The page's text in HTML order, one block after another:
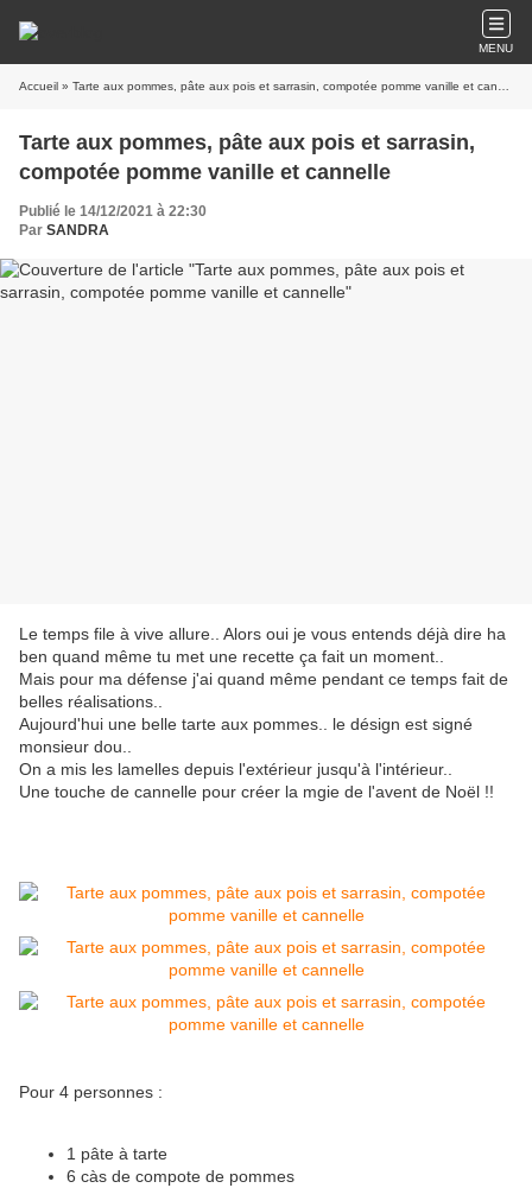
MENU
Accueil » Tarte aux pommes, pâte aux pois et sarrasin, compotée pomme vanille et cannelle
Tarte aux pommes, pâte aux pois et sarrasin,
compotée pomme vanille et cannelle
Publié le 14/12/2021 à 22:30
Par SANDRA
Le temps file à vive allure.. Alors oui je vous entends déjà dire ha
ben quand même tu met une recette ça fait un moment..
Mais pour ma défense j'ai quand même pendant ce temps fait de
belles réalisations..
Aujourd'hui une belle tarte aux pommes.. le désign est signé
monsieur dou..
On a mis les lamelles depuis l'extérieur jusqu'à l'intérieur..
Une touche de cannelle pour créer la mgie de l'avent de Noël !!
Pour 4 personnes :
1 pâte à tarte
6 càs de compote de pommes